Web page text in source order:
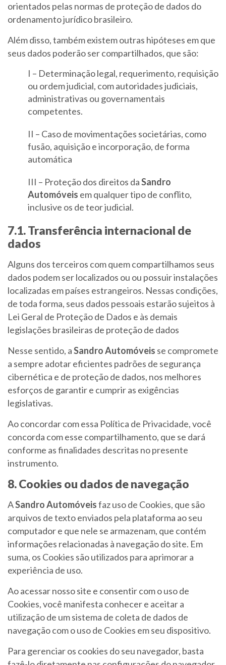
orientados pelas normas de proteção de dados do
ordenamento jurídico brasileiro.
Além disso, também existem outras hipóteses em que
seus dados poderão ser compartilhados, que são:
I – Determinação legal, requerimento, requisição
ou ordem judicial, com autoridades judiciais,
administrativas ou governamentais
competentes.
II – Caso de movimentações societárias, como
fusão, aquisição e incorporação, de forma
automática
III – Proteção dos direitos daSandro
Automóveis em qualquer tipo de conflito,
inclusive os de teor judicial.
7.1. Transferência internacional de
dados
Alguns dos terceiros com quem compartilhamos seus
dados podem ser localizados ou ou possuir instalações
localizadas em países estrangeiros. Nessas condições,
de toda forma, seus dados pessoais estarão sujeitos à
Lei Geral de Proteção de Dados e às demais
legislações brasileiras de proteção de dados
Nesse sentido, aSandro Automóveis se compromete
a sempre adotar eficientes padrões de segurança
cibernética e de proteção de dados, nos melhores
esforços de garantir e cumprir as exigências
legislativas.
Ao concordar com essa Política de Privacidade, você
concorda com esse compartilhamento, que se dará
conforme as finalidades descritas no presente
instrumento.
8. Cookies ou dados de navegação
ASandro Automóveisfaz uso de Cookies, que são
arquivos de texto enviados pela plataforma ao seu
computador e que nele se armazenam, que contém
informações relacionadas à navegação do site. Em
suma, os Cookies são utilizados para aprimorar a
experiência de uso.
Ao acessar nosso site e consentir com o uso de
Cookies, você manifesta conhecer e aceitar a
utilização de um sistema de coleta de dados de
navegação com o uso de Cookies em seu dispositivo.
Para gerenciar os cookies do seu navegador, basta